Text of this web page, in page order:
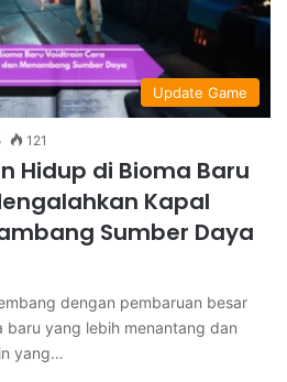
Update Game
121
Hidup di Bioma Baru
Kapal
Sumber Daya
dengan pembaruan besar
yang lebih menantang dan
yang…